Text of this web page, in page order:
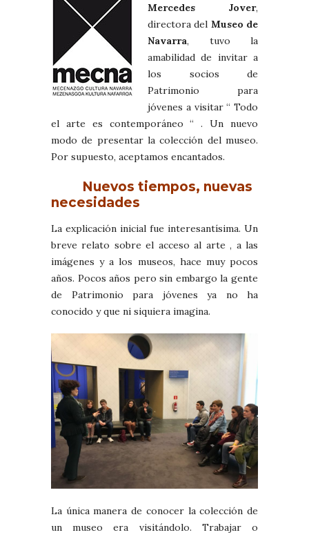
Mercedes Jover,
directora del Museo de
Navarra, tuvo la
amabilidad de invitar a
los socios de
Patrimonio para
jóvenes a visitar “ Todo
el arte es contemporáneo “ . Un nuevo
modo de presentar la colección del museo.
Por supuesto, aceptamos encantados.
Nuevos tiempos, nuevas
necesidades
La explicación inicial fue interesantísima. Un
breve relato sobre el acceso al arte , a las
imágenes y a los museos, hace muy pocos
años. Pocos años pero sin embargo la gente
de Patrimonio para jóvenes ya no ha
conocido y que ni siquiera imagina.
La única manera de conocer la colección de
un museo era visitándolo. Trabajar o